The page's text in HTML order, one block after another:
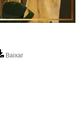
Baixar